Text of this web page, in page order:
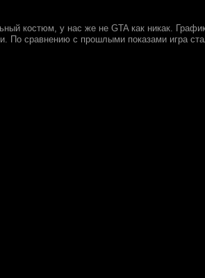
костюм, у нас же не GTA как никак.
По сравнению с прошлыми показами игра